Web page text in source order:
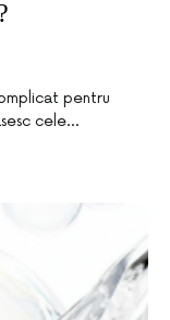
pentru
cele…